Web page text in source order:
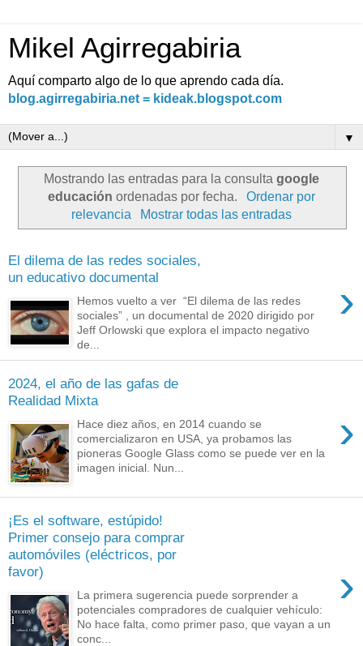
Mikel Agirregabiria
Aquí comparto algo de lo que aprendo cada día.
blog.agirregabiria.net = kideak.blogspot.com
▼
Mostrando las entradas para la consulta google
educación ordenadas por fecha.
Ordenar por
relevancia
Mostrar todas las entradas
El dilema de las redes sociales,
un educativo documental
›
Hemos vuelto a ver “El dilema de las redes
sociales” , un documental de 2020 dirigido por
Jeff Orlowski que explora el impacto negativo
de...
2024, el año de las gafas de
Realidad Mixta
›
Hace diez años, en 2014 cuando se
comercializaron en USA, ya probamos las
pioneras Google Glass como se puede ver en la
imagen inicial. Nun...
¡Es el software, estúpido!
Primer consejo para comprar
automóviles (eléctricos, por
favor)
›
La primera sugerencia puede sorprender a
potenciales compradores de cualquier vehículo:
No hace falta, como primer paso, que vayan a un
conc...